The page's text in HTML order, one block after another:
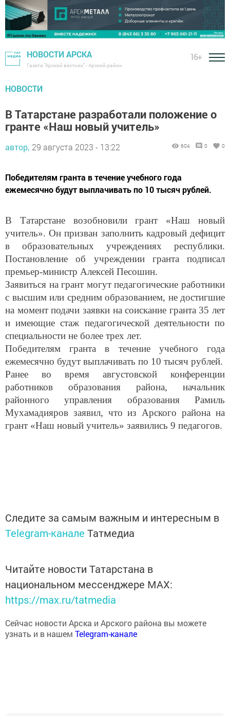
НОВОСТИ АРСКА
Газета "Арский вестник" - Арский район
16+
НОВОСТИ
В Татарстане разработали положение о
гранте «Наш новый учитель»
автор, 29 августа 2023 - 13:22 604 0 0
Победителям гранта в течение учебного года
ежемесячно будут выплачивать по 10 тысяч рублей.
В Татарстане возобновили грант «Наш новый
учитель». Он призван заполнить кадровый дефицит
в образовательных учреждениях республики.
Постановление об учреждении гранта подписал
премьер-министр Алексей Песошин.
Заявиться на грант могут педагогические работники
с высшим или средним образованием, не достигшие
на момент подачи заявки на соискание гранта 35 лет
и имеющие стаж педагогической деятельности по
специальности не более трех лет.
Победителям гранта в течение учебного года
ежемесячно будут выплачивать по 10 тысяч рублей.
Ранее во время августовской конференции
работников образования района, начальник
районного управления образования Рамиль
Мухамадияров заявил, что из Арского района на
грант «Наш новый учитель» заявились 9 педагогов.
Следите за самым важным и интересным в
Telegram-канале Татмедиа
Читайте новости Татарстана в
национальном мессенджере MАХ:
https://max.ru/tatmedia
Сейчас новости Арска и Арского района вы можете
узнать и в нашем Telegram-канале